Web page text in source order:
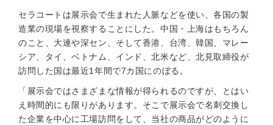
セラコートは展示会で生まれた人脈などを使い、各国の製
造業の現場を視察することにした。中国・上海はもちろん
のこと、大連や深セン、そして香港、台湾、韓国、マレー
シア、タイ、ベトナム、インド、北米など、北見取締役が
訪問した国は最近1年間で7カ国にのぼる。
「展示会ではさまざまな情報が得られるのですが、とはい
え時間的にも限りがあります。そこで展示会で名刺交換し
た企業を中心に工場訪問をして、当社の商品がどのように